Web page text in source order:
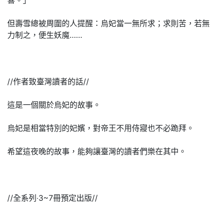
但壽雪總被周圍的人提醒：烏妃當一無所求；求則苦，若無
力制之，便生妖魔……
//作者致臺灣讀者的話//
這是一個關於烏妃的故事。
烏妃是相當特別的妃嬪，對帝王不用侍寢也不必跪拜。
希望這夜晚的故事，能夠讓臺灣的讀者們樂在其中。
//全系列‧3~7冊預定出版//